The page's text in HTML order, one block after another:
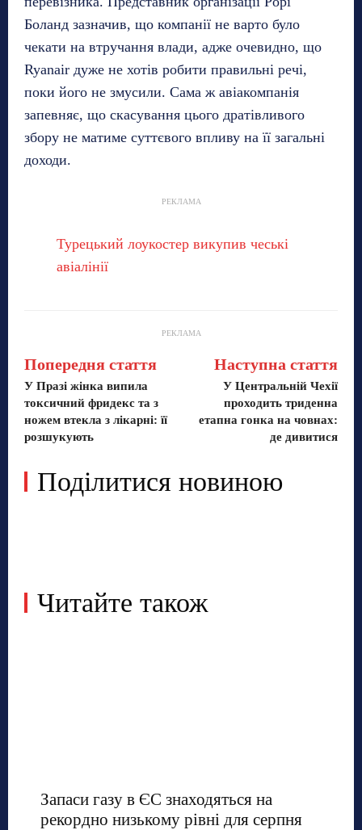
Боланд зазначив, що компанії не варто було
чекати на втручання влади, адже очевидно, що
Ryanair дуже не хотів робити правильні речі,
поки його не змусили. Сама ж авіакомпанія
запевняє, що скасування цього дратівливого
збору не матиме суттєвого впливу на її загальні
доходи.
РЕКЛАМА
Турецький лоукостер викупив чеські
авіалінії
РЕКЛАМА
Попередня стаття
У Празі жінка випила
токсичний фридекс та з
ножем втекла з лікарні: її
розшукують
Наступна стаття
У Центральній Чехії
проходить триденна
етапна гонка на човнах:
де дивитися
Поділитися новиною
Читайте також
Запаси газу в ЄС знаходяться на
рекордно низькому рівні для серпня